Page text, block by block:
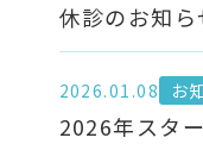
休診のお知ら
2026.01.08 お
2026年スター